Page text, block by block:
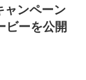
ャンペーン
ビーを公開